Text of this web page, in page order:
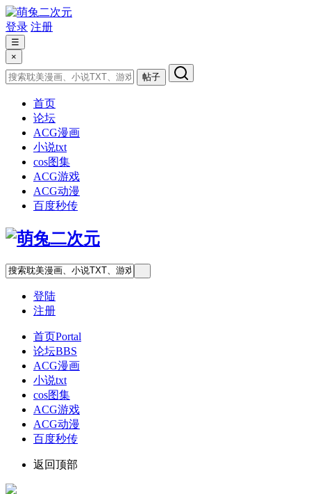
登录 注册
☰
×
帖子
首页
论坛
ACG漫画
小说txt
cos图集
ACG游戏
ACG动漫
百度秒传
登陆
注册
首页Portal
论坛BBS
ACG漫画
小说txt
cos图集
ACG游戏
ACG动漫
百度秒传
返回顶部